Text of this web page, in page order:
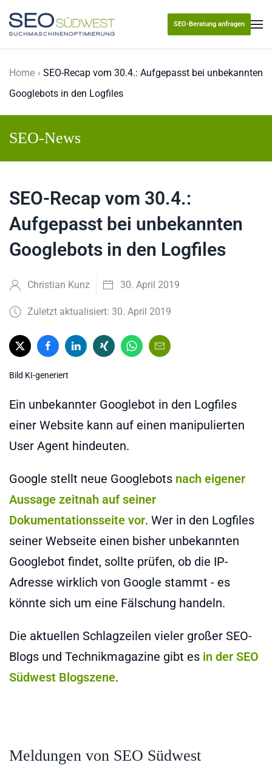
Skip to main content
SEO-Beratung anfragen
Home
SEO-Recap vom 30.4.: Aufgepasst bei unbekannten
Googlebots in den Logfiles
SEO-News
SEO-Recap vom 30.4.:
Aufgepasst bei unbekannten
Googlebots in den Logfiles
Christian Kunz 30. April 2019
Zuletzt aktualisiert: 30. April 2019
Bild KI-generiert
Ein unbekannter Googlebot in den Logfiles
einer Website kann auf einen manipulierten
User Agent hindeuten.
Google stellt neue Googlebots nach eigener
Aussage zeitnah auf seiner
Dokumentationsseite vor. Wer in den Logfiles
seiner Webseite einen bisher unbekannten
Googlebot findet, sollte prüfen, ob die IP-
Adresse wirklich von Google stammt - es
könnte sich um eine Fälschung handeln.
Die aktuellen Schlagzeilen vieler großer SEO-
Blogs und Technikmagazine gibt es in der SEO
Südwest Blogszene.
Meldungen von SEO Südwest